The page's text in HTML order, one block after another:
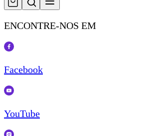
ENCONTRE-NOS EM
Facebook
YouTube